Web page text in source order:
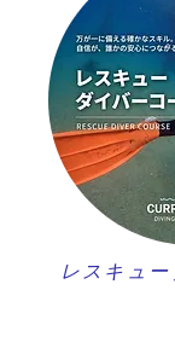
レスキュ